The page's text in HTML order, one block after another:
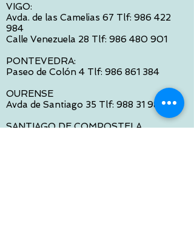
VIGO:
Avda. de las Camelias 67 Tlf: 986 422
984
Calle Venezuela 28 Tlf: 986 480 901
PONTEVEDRA:
Paseo de Colón 4 Tlf: 986 861 384
OURENSE
Avda de Santiago 35 Tlf: 988 31 98 26
SANTIAGO DE COMPOSTELA